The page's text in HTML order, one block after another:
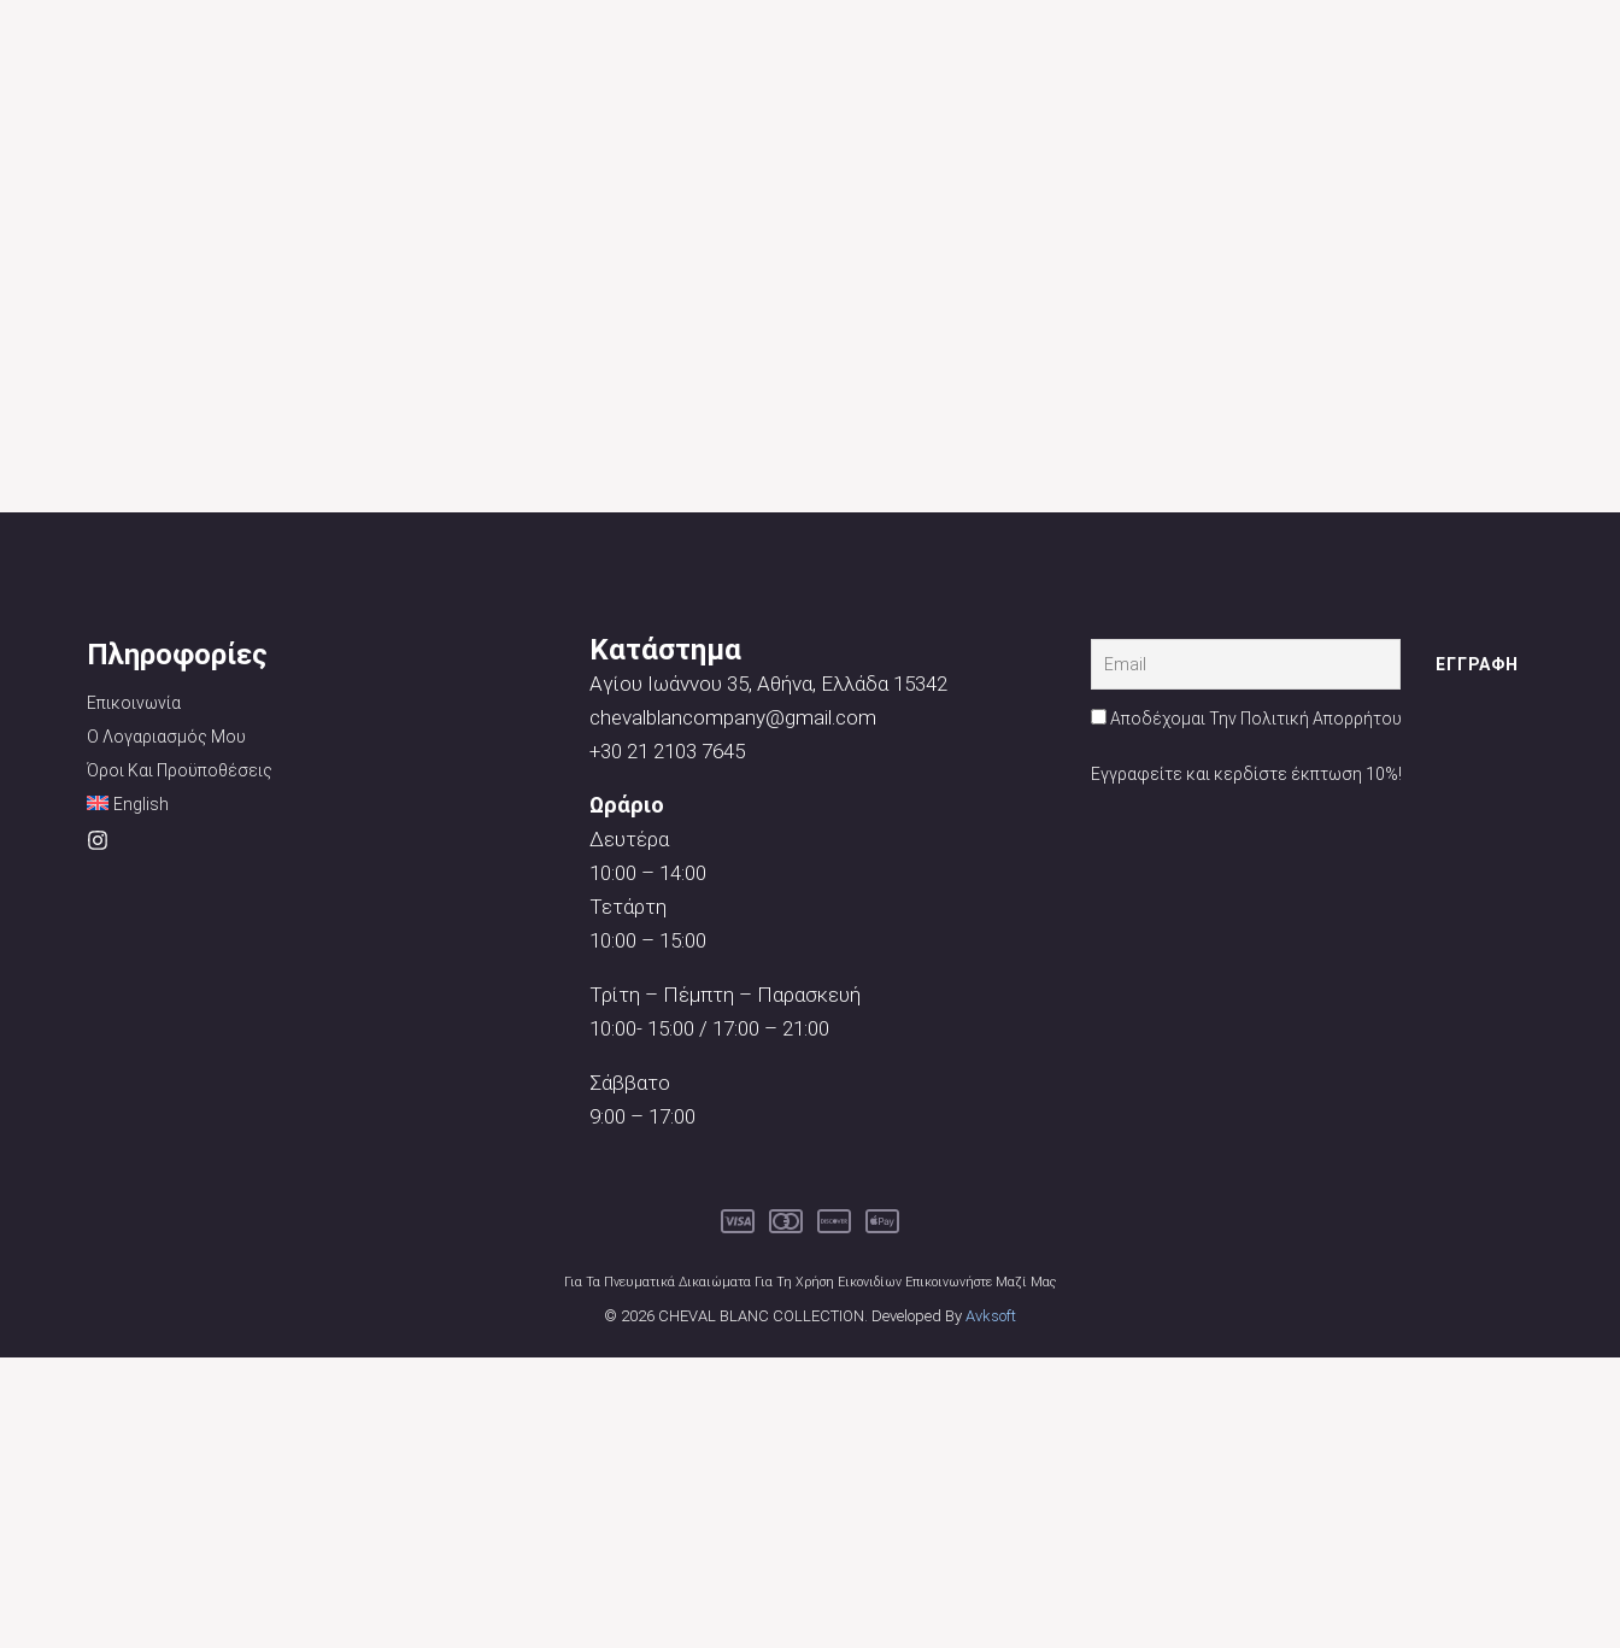
Πληροφορίες
Επικοινωνία
Ο Λογαριασμός Μου
Όροι Και Προϋποθέσεις
English
Κατάστημα
Αγίου Ιωάννου 35, Αθήνα, Ελλάδα 15342
chevalblancompany@gmail.com
+30 21 2103 7645
Ωράριο
Δευτέρα
10:00 – 14:00
Τετάρτη
10:00 – 15:00
Τρίτη – Πέμπτη – Παρασκευή
10:00- 15:00 / 17:00 – 21:00
Σάββατο
9:00 – 17:00
Αποδέχομαι Την Πολιτική Απορρήτου
Εγγραφείτε και κερδίστε έκπτωση 10%!
Για Τα Πνευματικά Δικαιώματα Για Τη Χρήση Εικονιδίων Επικοινωνήστε Μαζί Μας
© 2026 CHEVAL BLANC COLLECTION. Developed By Avksoft